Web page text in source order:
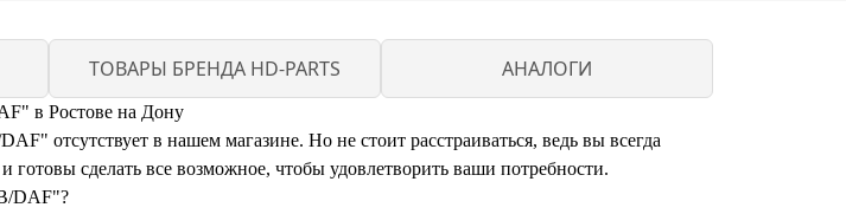
ТОВАРЫ БРЕНДА HD-PARTS АНАЛОГИ
в Ростове на Дону
отсутствует в нашем магазине. Но не стоит расстраиваться, ведь вы всегда
сделать все возможное, чтобы удовлетворить ваши потребности.
DAF"?